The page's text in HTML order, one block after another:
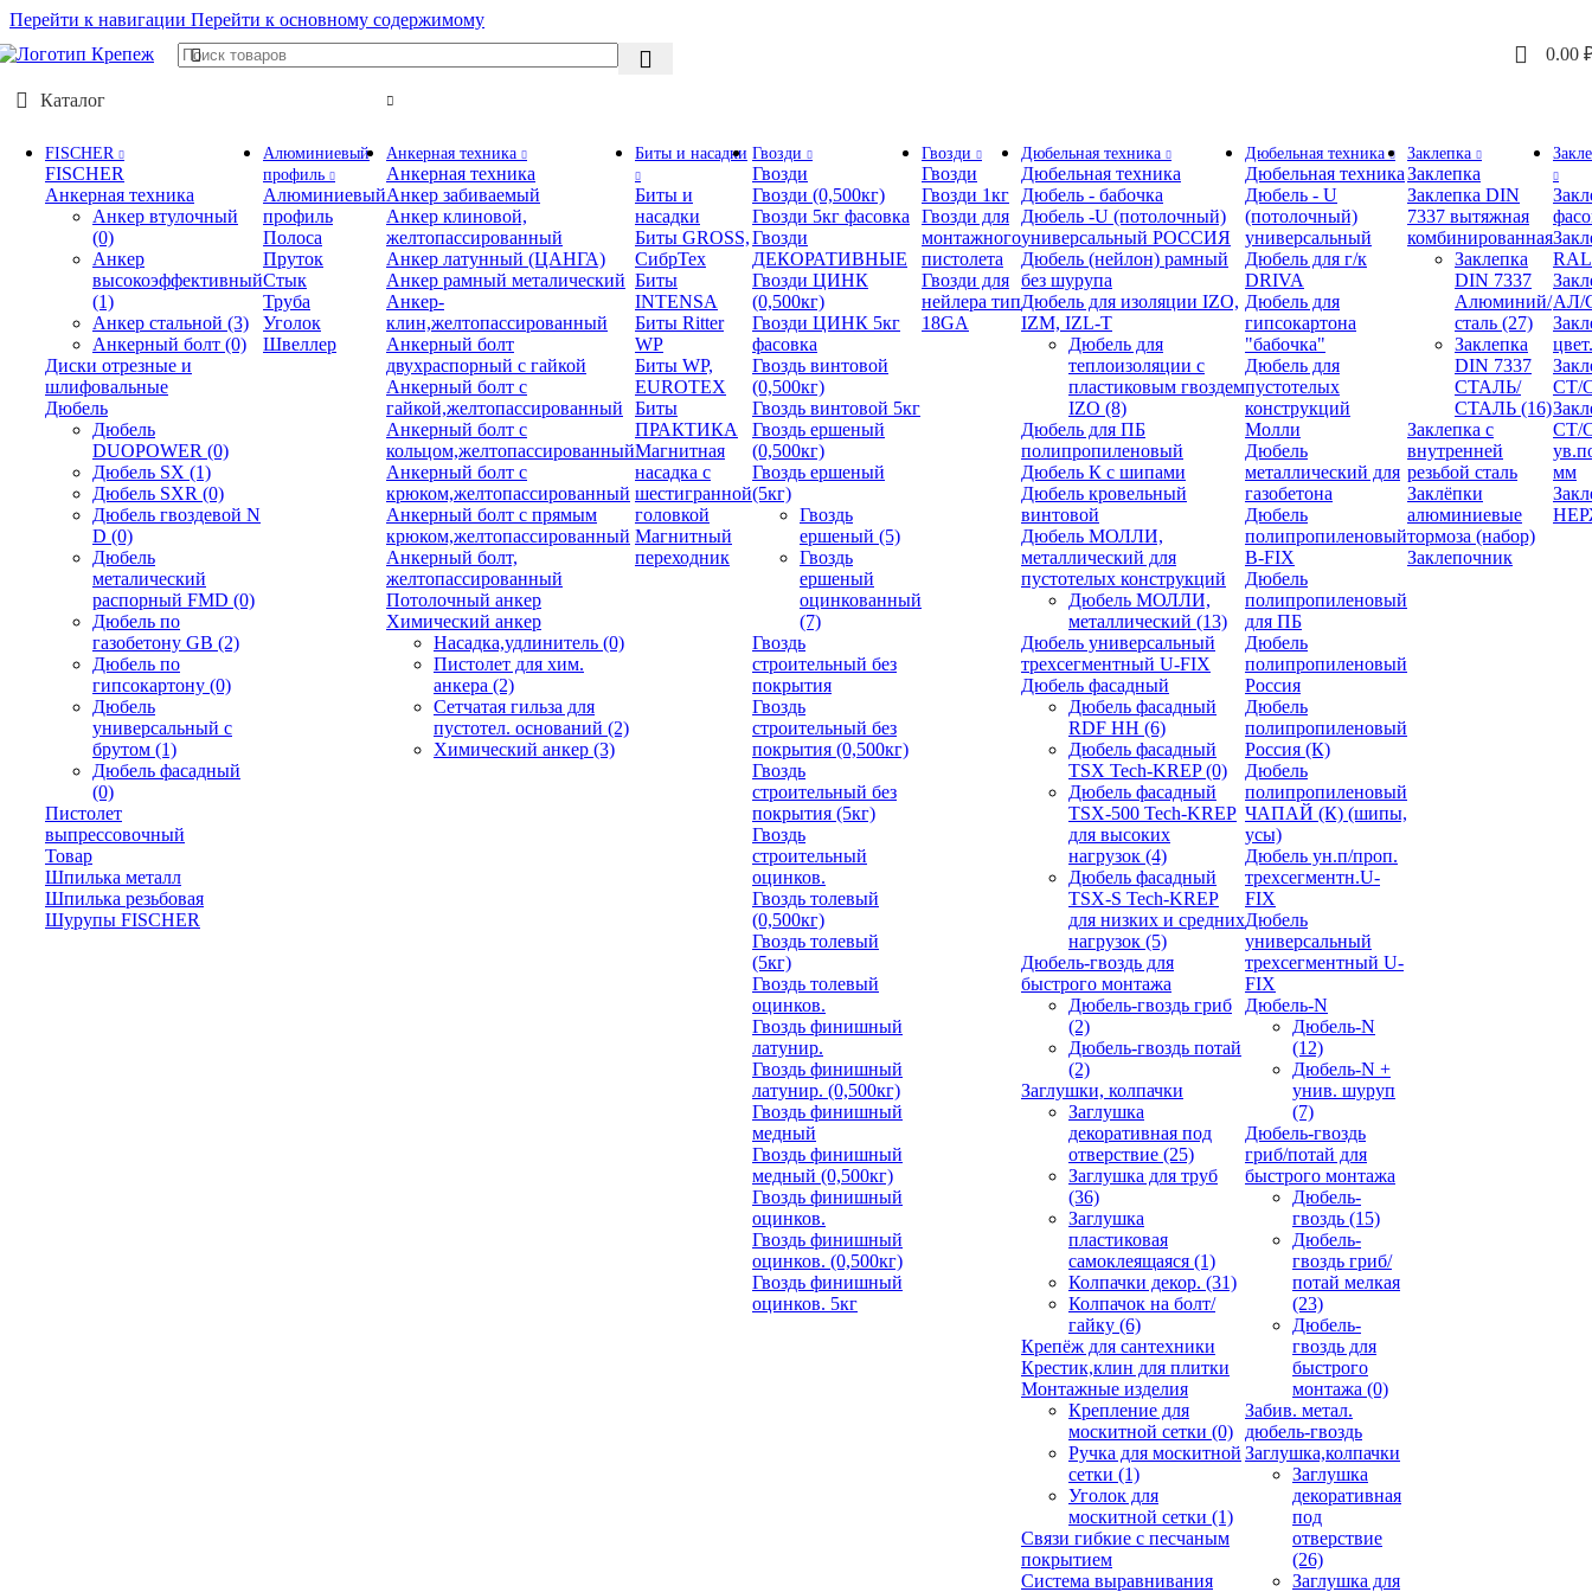
Перейти к навигации Перейти к основному содержимому
0.00
Каталог
FISCHER
FISCHER
Анкерная техника
Анкер втулочный
(0)
Анкер
высокоэффективный
(1)
Анкер стальной (3)
Анкерный болт (0)
Диски отрезные и
шлифовальные
Дюбель
Дюбель
DUOPOWER (0)
Дюбель SX (1)
Дюбель SXR (0)
Дюбель гвоздевой N
D (0)
Дюбель
металический
распорный FMD (0)
Дюбель по
газобетону GB (2)
Дюбель по
гипсокартону (0)
Дюбель
универсальный с
брутом (1)
Дюбель фасадный
(0)
Пистолет
выпрессовочный
Товар
Шпилька металл
Шпилька резьбовая
Шурупы FISCHER
Алюминиевый
профиль
Алюминиевый
профиль
Полоса
Пруток
Стык
Труба
Уголок
Швеллер
Анкерная техника
Анкерная техника
Анкер забиваемый
Анкер клиновой,
желтопассированный
Анкер латунный (ЦАНГА)
Анкер рамный металический
Анкер-
клин,желтопассированный
Анкерный болт
двухраспорный с гайкой
Анкерный болт с
гайкой,желтопассированный
Анкерный болт с
кольцом,желтопассированный
Анкерный болт с
крюком,желтопассированный
Анкерный болт с прямым
крюком,желтопассированный
Анкерный болт,
желтопассированный
Потолочный анкер
Химический анкер
Насадка,удлинитель (0)
Пистолет для хим.
анкера (2)
Сетчатая гильза для
пустотел. оснований (2)
Химический анкер (3)
Биты и насадки
Биты и
насадки
Биты GROSS,
СибрТех
Биты
INTENSA
Биты Ritter
WP
Биты WP,
EUROTEX
Биты
ПРАКТИКА
Магнитная
насадка с
шестигранной
головкой
Магнитный
переходник
Гвозди
Гвозди
Гвозди (0,500кг)
Гвозди 5кг фасовка
Гвозди
ДЕКОРАТИВНЫЕ
Гвозди ЦИНК
(0,500кг)
Гвозди ЦИНК 5кг
фасовка
Гвоздь винтовой
(0,500кг)
Гвоздь винтовой 5кг
Гвоздь ершеный
(0,500кг)
Гвоздь ершеный
(5кг)
Гвоздь
ершеный (5)
Гвоздь
ершеный
оцинкованный
(7)
Гвоздь
строительный без
покрытия
Гвоздь
строительный без
покрытия (0,500кг)
Гвоздь
строительный без
покрытия (5кг)
Гвоздь
строительный
оцинков.
Гвоздь толевый
(0,500кг)
Гвоздь толевый
(5кг)
Гвоздь толевый
оцинков.
Гвоздь финишный
латунир.
Гвоздь финишный
латунир. (0,500кг)
Гвоздь финишный
медный
Гвоздь финишный
медный (0,500кг)
Гвоздь финишный
оцинков.
Гвоздь финишный
оцинков. (0,500кг)
Гвоздь финишный
оцинков. 5кг
Гвозди
Гвозди
Гвозди 1кг
Гвозди для
монтажного
пистолета
Гвозди для
нейлера тип
18GA
Дюбельная техника
Дюбельная техника
Дюбель - бабочка
Дюбель -U (потолочный)
универсальный РОССИЯ
Дюбель (нейлон) рамный
без шурупа
Дюбель для изоляции IZO,
IZM, IZL-T
Дюбель для
теплоизоляции с
пластиковым гвоздем
IZO (8)
Дюбель для ПБ
полипропиленовый
Дюбель К с шипами
Дюбель кровельный
винтовой
Дюбель МОЛЛИ,
металлический для
пустотелых конструкций
Дюбель МОЛЛИ,
металлический (13)
Дюбель универсальный
трехсегментный U-FIX
Дюбель фасадный
Дюбель фасадный
RDF НН (6)
Дюбель фасадный
TSX Tech-KREP(0)
Дюбель фасадный
TSX-500 Tech-KREP
для высоких
нагрузок (4)
Дюбель фасадный
TSX-S Tech-KREP
для низких и средних
нагрузок (5)
Дюбель-гвоздь для
быстрого монтажа
Дюбель-гвоздь гриб
(2)
Дюбель-гвоздь потай
(2)
Заглушки, колпачки
Заглушка
декоративная под
отверствие (25)
Заглушка для труб
(36)
Заглушка
пластиковая
самоклеящаяся (1)
Колпачки декор. (31)
Колпачок на болт/
гайку (6)
Крепёж для сантехники
Крестик,клин для плитки
Монтажные изделия
Крепление для
москитной сетки (0)
Ручка для москитной
сетки (1)
Уголок для
москитной сетки (1)
Связи гибкие с песчаным
покрытием
Система выравнивания
Дюбельная техника
Дюбельная техника
Дюбель - U
(потолочный)
универсальный
Дюбель для г/к
DRIVA
Дюбель для
гипсокартона
"бабочка"
Дюбель для
пустотелых
конструкций
Молли
Дюбель
металлический для
газобетона
Дюбель
полипропиленовый
В-FIX
Дюбель
полипропиленовый
для ПБ
Дюбель
полипропиленовый
Россия
Дюбель
полипропиленовый
Россия (К)
Дюбель
полипропиленовый
ЧАПАЙ (К) (шипы,
усы)
Дюбель ун.п/проп.
трехсегментн.U-
FIX
Дюбель
универсальный
трехсегментный U-
FIX
Дюбель-N
Дюбель-N
(12)
Дюбель-N +
унив. шуруп
(7)
Дюбель-гвоздь
гриб/потай для
быстрого монтажа
Дюбель-
гвоздь (15)
Дюбель-
гвоздь гриб/
потай мелкая
(23)
Дюбель-
гвоздь для
быстрого
монтажа (0)
Забив. метал.
дюбель-гвоздь
Заглушка,колпачки
Заглушка
декоративная
под
отверствие
(26)
Заглушка для
Заклепка
Заклепка
Заклепка DIN
7337 вытяжная
комбинированная
Заклепка
DIN 7337
Алюминий/
сталь (27)
Заклепка
DIN 7337
СТАЛЬ/
СТАЛЬ (16)
Заклепка с
внутренней
резьбой сталь
Заклёпки
алюминиевые
тормоза (набор)
Заклепочник
RAL
АЛ/
цвет.
СТ/
СТ/
мм